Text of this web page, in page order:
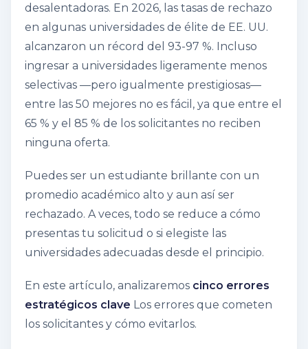
desalentadoras. En 2026, las tasas de rechazo
en algunas universidades de élite de EE. UU.
alcanzaron un récord del 93-97 %. Incluso
ingresar a universidades ligeramente menos
selectivas —pero igualmente prestigiosas—
entre las 50 mejores no es fácil, ya que entre el
65 % y el 85 % de los solicitantes no reciben
ninguna oferta.
Puedes ser un estudiante brillante con un
promedio académico alto y aun así ser
rechazado. A veces, todo se reduce a cómo
presentas tu solicitud o si elegiste las
universidades adecuadas desde el principio.
En este artículo, analizaremos cinco errores
estratégicos clave Los errores que cometen
los solicitantes y cómo evitarlos.